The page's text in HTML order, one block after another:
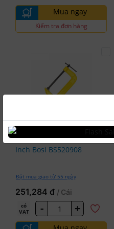
Mua ngay
Kiểm tra đơn hàng
5.0 Bosi
#BSI-BS520908Cảo Chữ G 8
Inch Bosi BS520908
Đặt mua giao từ 55 ngày
251,284 đ / Cái
có
VAT
- +